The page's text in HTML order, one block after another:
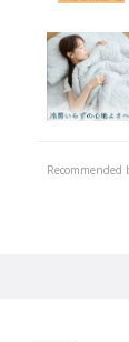
Recommended